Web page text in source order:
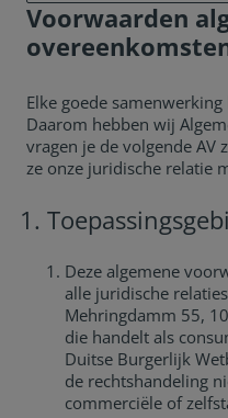
Voorwaarden
Elke goede
Daarom hebben wij
vragen je de volgende AV
ze onze juridische relatie
Deze algemene
alle juridische
Mehringdamm 55,
die handelt als
Duitse Burgerlijk
de rechtshandeling
commerciële of